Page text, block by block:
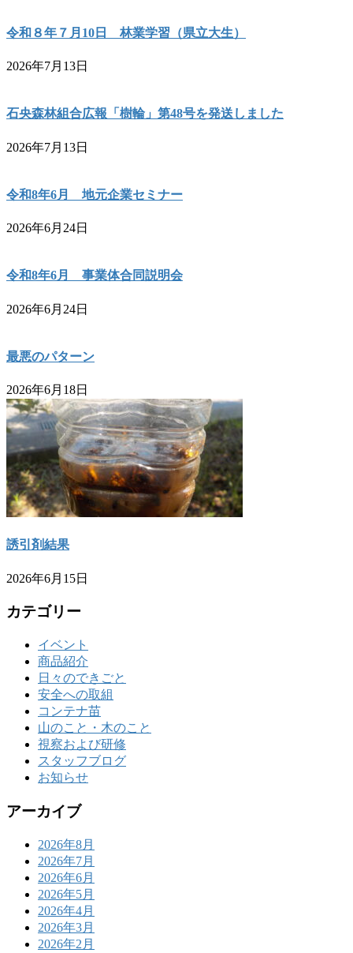
令和８年７月10日 林業学習（県立大生）
2026年7月13日
石央森林組合広報「樹輪」第48号を発送しました
2026年7月13日
令和8年6月 地元企業セミナー
2026年6月24日
令和8年6月 事業体合同説明会
2026年6月24日
最悪のパターン
2026年6月18日
誘引剤結果
2026年6月15日
カテゴリー
イベント
商品紹介
日々のできごと
安全への取組
コンテナ苗
山のこと・木のこと
視察および研修
スタッフブログ
お知らせ
アーカイブ
2026年8月
2026年7月
2026年6月
2026年5月
2026年4月
2026年3月
2026年2月